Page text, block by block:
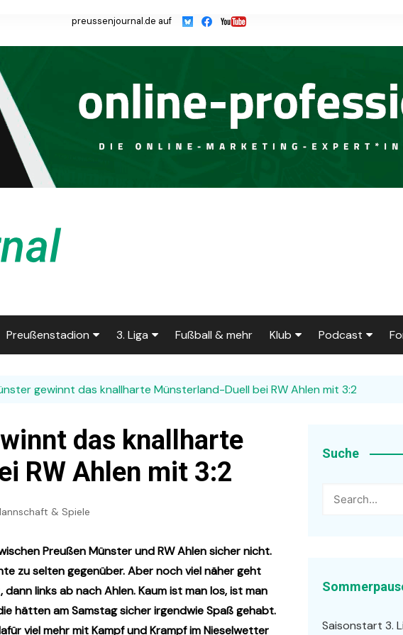
preussenjournal.de auf
2025/2026
Preußenstadion
Fragen und Antworten
Stadionumbau ab 2025
Stadion-Meilensteine
Das aktuelle
Bau der Trainingsplätze
3. Liga
Spielplan
Aktuelle Serien
Rahmentermine
Fußball & mehr Klub
Unterstützer dieser Seite
Ex-Preußen
Podcast
gewinnt das knallharte Münsterland-Duell bei RW Ahlen mit 3:2
das knallharte
RW Ahlen mit 3:2
& Spiele
Preußen Münster und RW Ahlen sicher nicht.
zu selten gegenüber. Aber noch viel näher geht
links ab nach Ahlen. Kaum ist man los, ist man
hätten am Samstag sicher irgendwie Spaß gehabt.
viel mehr mit Kampf und Krampf im Nieselwetter
Suche
Saisonstart 3.